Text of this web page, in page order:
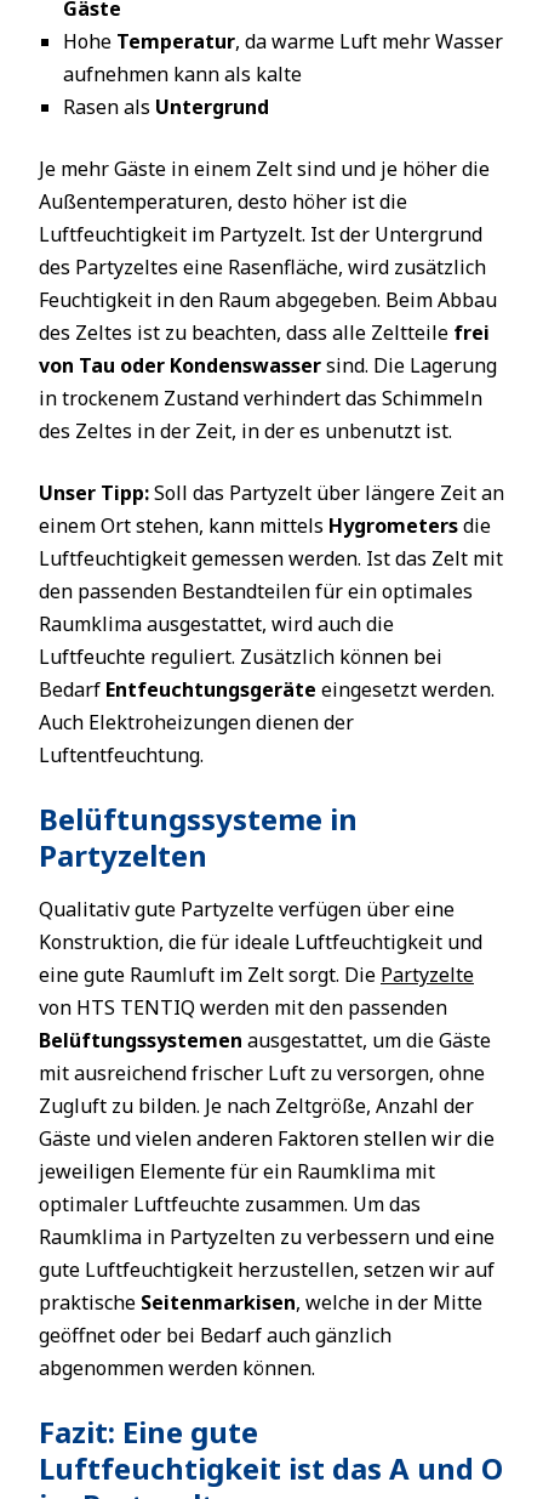
Gäste
Hohe Temperatur, da warme Luft mehr Wasser
aufnehmen kann als kalte
Rasen als Untergrund
Je mehr Gäste in einem Zelt sind und je höher die
Außentemperaturen, desto höher ist die
Luftfeuchtigkeit im Partyzelt. Ist der Untergrund
des Partyzeltes eine Rasenfläche, wird zusätzlich
Feuchtigkeit in den Raum abgegeben. Beim Abbau
des Zeltes ist zu beachten, dass alle Zeltteile frei
von Tau oder Kondenswassersind. Die Lagerung
in trockenem Zustand verhindert das Schimmeln
des Zeltes in der Zeit, in der es unbenutzt ist.
Unser Tipp:Soll das Partyzelt über längere Zeit an
einem Ort stehen, kann mittels Hygrometersdie
Luftfeuchtigkeit gemessen werden. Ist das Zelt mit
den passenden Bestandteilen für ein optimales
Raumklima ausgestattet, wird auch die
Luftfeuchte reguliert. Zusätzlich können bei
Bedarf Entfeuchtungsgeräte eingesetzt werden.
Auch Elektroheizungen dienen der
Luftentfeuchtung.
Belüftungssysteme in
Partyzelten
Qualitativ gute Partyzelte verfügen über eine
Konstruktion, die für ideale Luftfeuchtigkeit und
eine gute Raumluft im Zelt sorgt. Die Partyzelte
von HTS TENTIQ werden mit den passenden
Belüftungssystemen ausgestattet, um die Gäste
mit ausreichend frischer Luft zu versorgen, ohne
Zugluft zu bilden. Je nach Zeltgröße, Anzahl der
Gäste und vielen anderen Faktoren stellen wir die
jeweiligen Elemente für ein Raumklima mit
optimaler Luftfeuchte zusammen. Um das
Raumklima in Partyzelten zu verbessern und eine
gute Luftfeuchtigkeit herzustellen, setzen wir auf
praktische Seitenmarkisen, welche in der Mitte
geöffnet oder bei Bedarf auch gänzlich
abgenommen werden können.
Fazit: Eine gute
Luftfeuchtigkeit ist das A und O